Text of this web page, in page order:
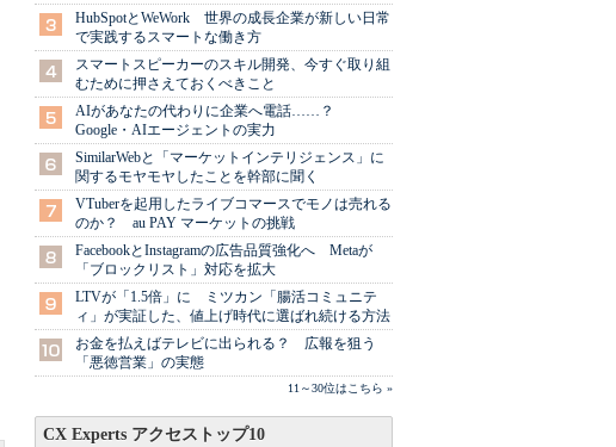
HubSpotとWeWork 世界の成長企業が新しい日常
で実践するスマートな働き方
スマートスピーカーのスキル開発、今すぐ取り組
むために押さえておくべきこと
AIがあなたの代わりに企業へ電話……？
Google・AIエージェントの実力
SimilarWebと「マーケットインテリジェンス」に
関するモヤモヤしたことを幹部に聞く
VTuberを起用したライブコマースでモノは売れる
のか？ au PAY マーケットの挑戦
FacebookとInstagramの広告品質強化へ Metaが
「ブロックリスト」対応を拡大
LTVが「1.5倍」に ミツカン「腸活コミュニテ
ィ」が実証した、値上げ時代に選ばれ続ける方法
お金を払えばテレビに出られる？ 広報を狙う
「悪徳営業」の実態
11～30位はこちら »
CX Experts アクセストップ10